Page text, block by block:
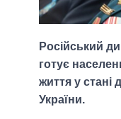
Російський
готує
життя у стані
України.